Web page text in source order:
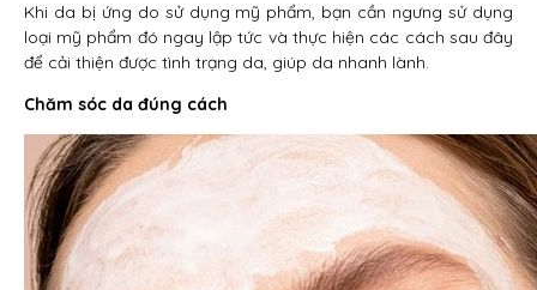
Khi da bị ứng do sử dụng mỹ phẩm, bạn cần ngưng sử dụng
loại mỹ phẩm đó ngay lập tức và thực hiện các cách sau đây
để cải thiện được tình trạng da, giúp da nhanh lành.
Chăm sóc da đúng cách